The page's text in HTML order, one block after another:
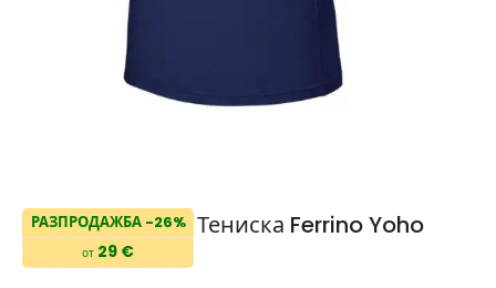
РАЗПРОДАЖБА -26%
от 29 €
Тениска Ferrino Yoho